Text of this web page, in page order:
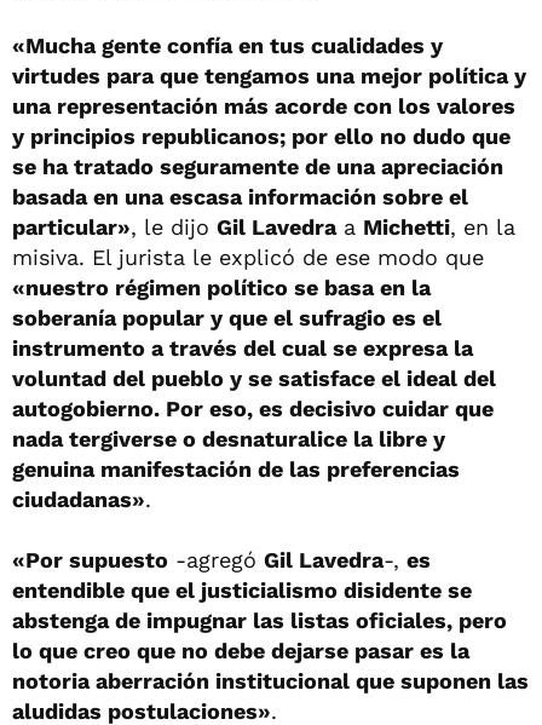
«Mucha gente confía en tus cualidades y
virtudes para que tengamos una mejor política y
una representación más acorde con los valores
y principios republicanos; por ello no dudo que
se ha tratado seguramente de una apreciación
basada en una escasa información sobre el
particular», le dijo Gil Lavedraa Michetti, en la
misiva. El jurista le explicó de ese modo que
«nuestro régimen político se basa en la
soberanía popular y que el sufragio es el
instrumento a través del cual se expresa la
voluntad del pueblo y se satisface el ideal del
autogobierno. Por eso, es decisivo cuidar que
nada tergiverse o desnaturalice la libre y
genuina manifestación de las preferencias
ciudadanas».
«Por supuesto -agregó Gil Lavedra-, es
entendible que el justicialismo disidente se
abstenga de impugnar las listas oficiales, pero
lo que creo que no debe dejarse pasar es la
notoria aberración institucional que suponen las
aludidas postulaciones».